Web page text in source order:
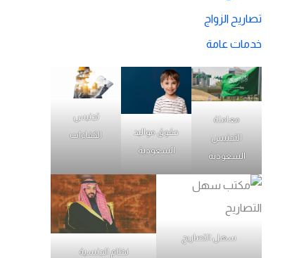
تصاريح الزواج
خدمات عامة
معاملة
التجنيس
السعودية
حقوق مواليد
السعودية
تجنيس
الكفاءات
سهل التصاريح
نظام الجنسية